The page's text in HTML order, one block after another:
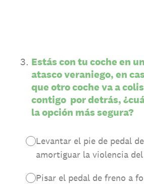
3. Estás con tu coche en
atasco veraniego, en
que otro coche va a
contigo por detrás,
la opción más segura?
Levantar el pie de pedal
amortiguar la violencia
Pisar el pedal de freno a